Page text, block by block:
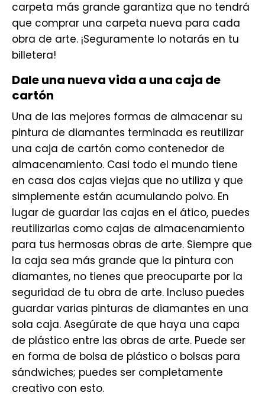
carpeta más grande garantiza que no tendrá
que comprar una carpeta nueva para cada
obra de arte. ¡Seguramente lo notarás en tu
billetera!
Dale una nueva vida a una caja de
cartón
Una de las mejores formas de almacenar su
pintura de diamantes terminada es reutilizar
una caja de cartón como contenedor de
almacenamiento. Casi todo el mundo tiene
en casa dos cajas viejas que no utiliza y que
simplemente están acumulando polvo. En
lugar de guardar las cajas en el ático, puedes
reutilizarlas como cajas de almacenamiento
para tus hermosas obras de arte. Siempre que
la caja sea más grande que la pintura con
diamantes, no tienes que preocuparte por la
seguridad de tu obra de arte. Incluso puedes
guardar varias pinturas de diamantes en una
sola caja. Asegúrate de que haya una capa
de plástico entre las obras de arte. Puede ser
en forma de bolsa de plástico o bolsas para
sándwiches; puedes ser completamente
creativo con esto.